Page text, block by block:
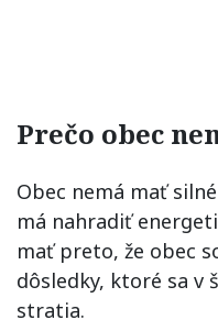
Prečo obec
Obec nemá mať
má nahradiť
mať preto, že obec
dôsledky, ktoré sa
stratia.